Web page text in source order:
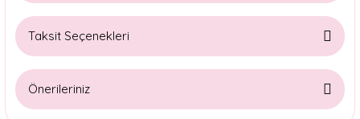
Taksit Seçenekleri
Önerileriniz